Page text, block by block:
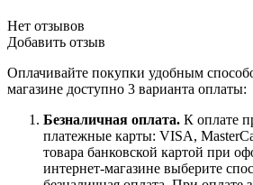
Нет отзывов
Добавить отзыв
Оплачивайте покупки удобным
магазине доступно 3 варианта оплаты:
Безналичная оплата. К оплате
платежные карты: VISA,
товара банковской картой при
интернет-магазине выберите